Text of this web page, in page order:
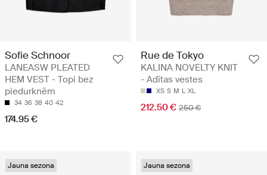
Sofie Schnoor
LANEASW PLEATED
HEM VEST - Topi bez
piedurknēm
34 36 38 40 42
174.95 €
Rue de Tokyo
KALINA NOVELTY KNIT
- Adītas vestes
XS S M L XL
212.50 € 250 €
Jauna sezona Jauna sezona